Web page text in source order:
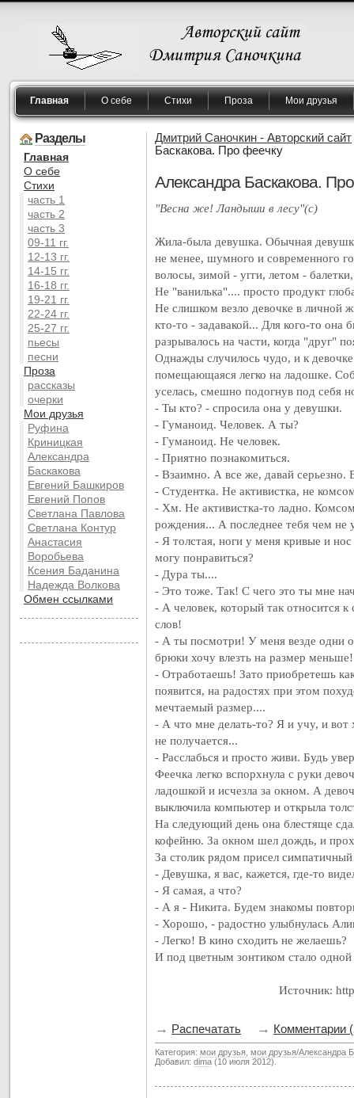
Главная О себе Стихи Проза Мои друзья
Разделы
Главная
O себе
Cтихи
часть 1
часть 2
часть 3
09-11 гг.
12-13 гг.
14-15 гг.
16-18 гг.
19-21 гг.
22-24 гг.
25-27 гг.
пьесы
песни
Проза
рассказы
очерки
Мои друзья
Руфина
Криницкая
Александра
Баскакова
Евгений Башкиров
Евгений Попов
Светлана Павлова
Светлана Контур
Анастасия
Воробьева
Ксения Баданина
Надежда Волкова
Обмен ссылками
Дмитрий Саночкин - Авторский сайт
Баскакова. Про феечку
Александра Баскакова.
"Весна же! Ландыши в лесу"(с)
Жила-была девушка. Обычная
не менее, шумного и современного
волосы, зимой - угги, летом -
Не "ванилька".... просто продукт
Не слишком везло девочке в личной
кто-то - задавакой... Для кого-то она
разрывалось на части, когда "друг"
Однажды случилось чудо, и к
помещающаяся легко на ладошке.
уселась, смешно подогнув под себя
- Ты кто? - спросила она у девушки.
- Гуманоид. Человек. А ты?
- Гуманоид. Не человек.
- Приятно познакомиться.
- Взаимно. А все же, давай серьезно.
- Студентка. Не активистка, не
- Хм. Не активистка-то ладно.
рождения... А последнее тебя чем не
- Я толстая, ноги у меня кривые и
могу понравиться?
- Дура ты....
- Это тоже. Так! С чего это ты мне
- А человек, который так относится
слов!
- А ты посмотри! У меня везде одни
брюки хочу влезть на размер меньше!
- Отработаешь! Зато приобретешь
появится, на радостях при этом
мечтаемый размер....
- А что мне делать-то? Я и учу, и
не получается...
- Расслабься и просто живи. Будь
Феечка легко вспорхнула с руки
ладошкой и исчезла за окном. А
выключила компьютер и открыла
На следующий день она блестяще
кофейню. За окном шел дождь, и
За столик рядом присел
- Девушка, я вас, кажется, где-то
- Я самая, а что?
- А я - Никита. Будем знакомы
- Хорошо, - радостно улыбнулась
- Легко! В кино сходить не желаешь?
И под цветным зонтиком стало
Источник:
→ Распечатать → Комментарии
Категория: мои друзья мои друзья/Александра
Добавил: dima (10 июля 2012).